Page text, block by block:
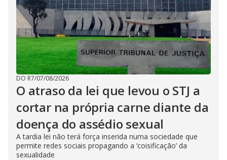
DO R7/07/08/2026
O atraso da lei que levou o STJ a
cortar na própria carne diante da
doença do assédio sexual
A tardia lei não terá força inserida numa sociedade que
permite redes sociais propagando a ‘coisificação’ da
sexualidade